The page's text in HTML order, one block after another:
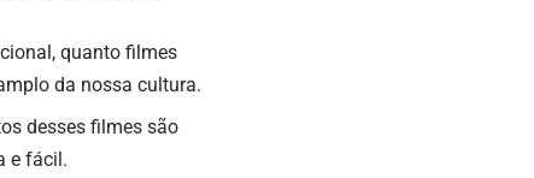
quanto filmes
da nossa cultura.
desses filmes são
e fácil.